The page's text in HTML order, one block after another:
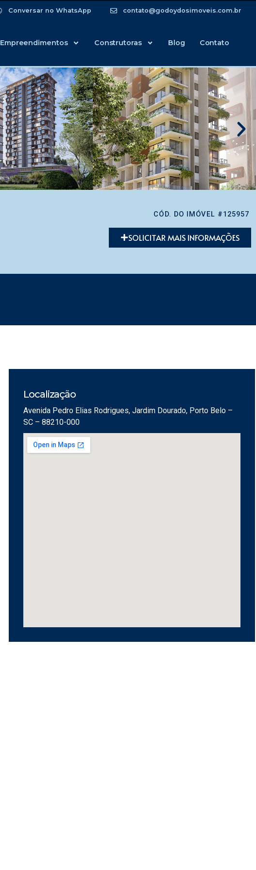
Conversar no WhatsApp contato@godoydosimoveis.com.br
Empreendimentos Construtoras Blog Contato
CÓD. DO IMÓVEL #125957
SOLICITAR MAIS INFORMAÇÕES
Localização
Avenida Pedro Elias Rodrigues, Jardim Dourado, Porto Belo –
SC – 88210-000